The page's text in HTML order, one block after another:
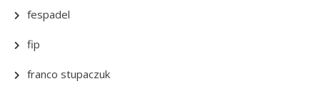
fespadel
fip
franco stupaczuk